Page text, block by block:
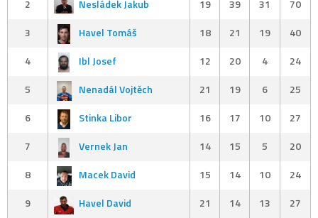
2
Nesládek Jakub 19 39 31
70
3
Havel Tomáš 18 21 19
40
4
Ibl Josef 12 20 4
24
5
Nenadál Vojtěch 21 19 6
25
6
Stinka Libor 16 17 10
27
7
Vernek Jan 14 15 5
20
8
Macek David 15 14 10
24
9
Havel David 21 14 13
27